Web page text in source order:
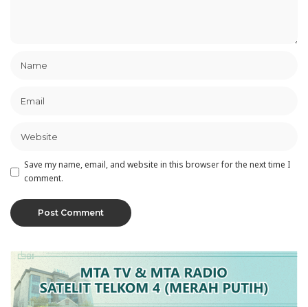
Save my name, email, and website in this browser for the next time I
comment.